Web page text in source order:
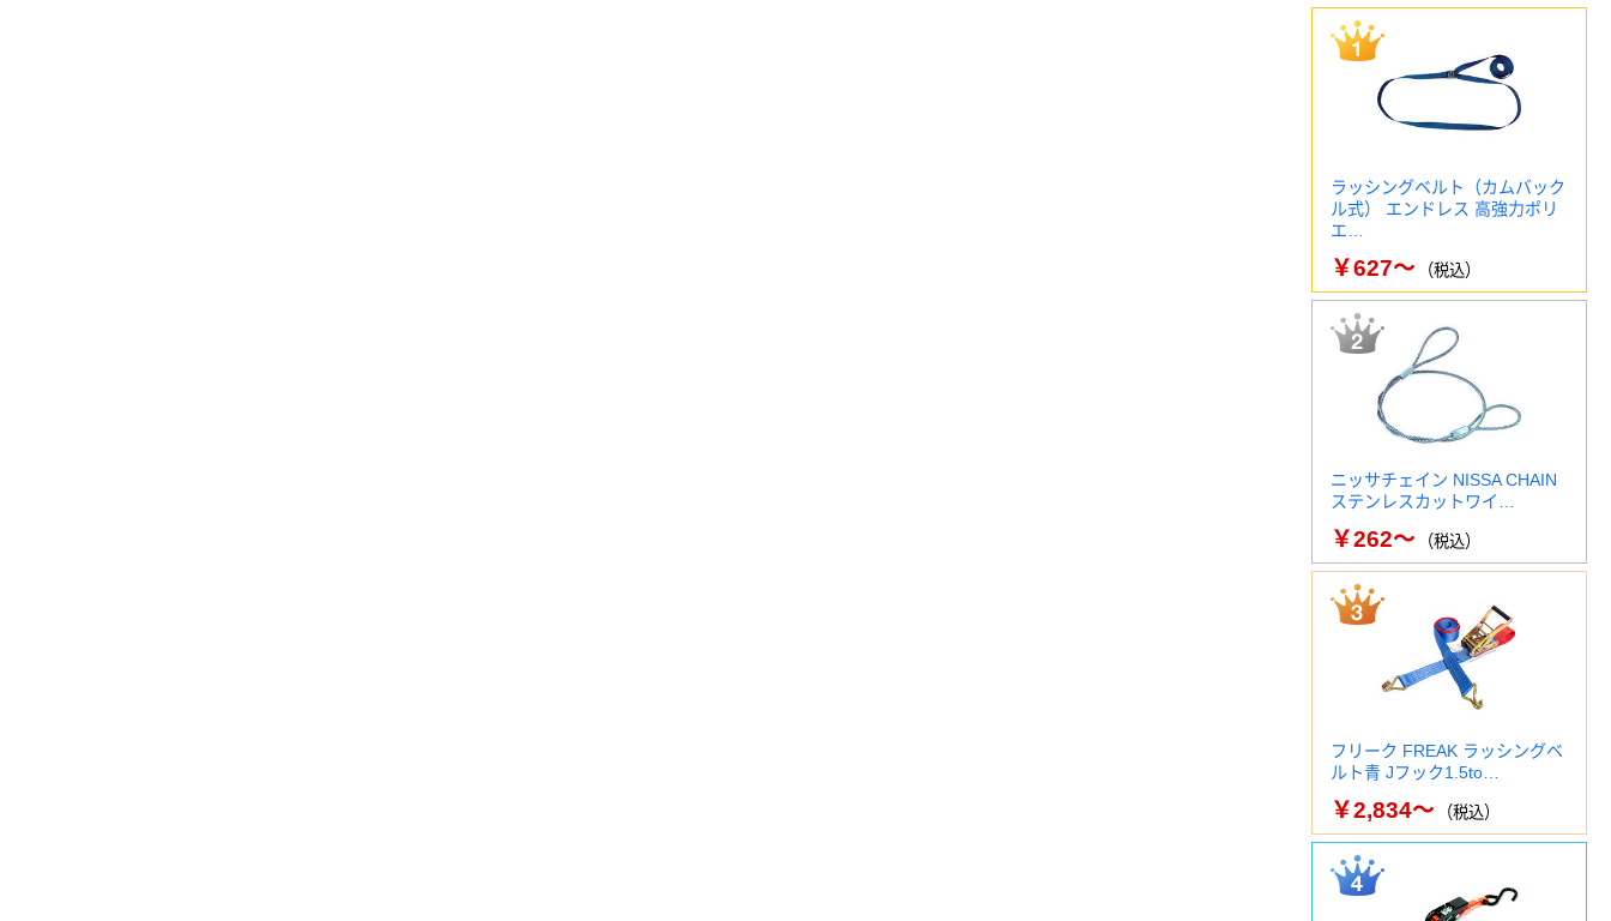
ラッシングベルト（カムバック
ル式） エンドレス 高強力ポリ
エ…
￥627～ （税込）
ニッサチェイン NISSA CHAIN
ステンレスカットワイ…
￥262～ （税込）
フリーク FREAK ラッシングベ
ルト青 Jフック1.5to…
￥2,834～ （税込）